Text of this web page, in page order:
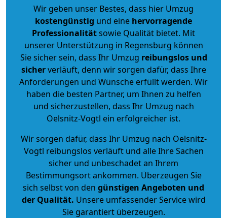
Wir geben unser Bestes, dass hier Umzug
kostengünstig und eine hervorragende
Professionalitätsowie Qualität bietet. Mit
unserer Unterstützung in Regensburg können
Sie sicher sein, dass Ihr Umzug reibungslos und
sicherverläuft, denn wir sorgen dafür, dass Ihre
Anforderungen und Wünsche erfüllt werden. Wir
haben die besten Partner, um Ihnen zu helfen
und sicherzustellen, dass Ihr Umzug nach
Oelsnitz-Vogtl ein erfolgreicher ist.
Wir sorgen dafür, dass Ihr Umzug nach Oelsnitz-
Vogtl reibungslos verläuft und alle Ihre Sachen
sicher und unbeschadet an Ihrem
Bestimmungsort ankommen. Überzeugen Sie
sich selbst von den günstigen Angeboten und
der Qualität. Unsere umfassender Service wird
Sie garantiert überzeugen.